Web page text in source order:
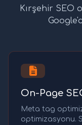
Kırşehir SEO
On-Page
Meta tag
optimizasyonu.